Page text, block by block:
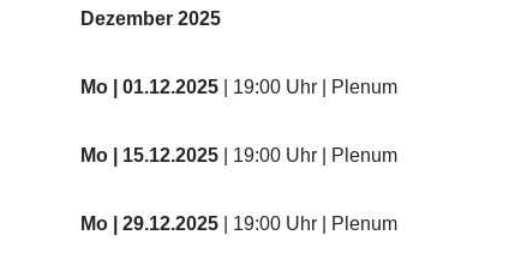
Dezember 2025
Mo | 01.12.2025 | 19:00 Uhr | Plenum
Mo | 15.12.2025 | 19:00 Uhr | Plenum
Mo | 29.12.2025 | 19:00 Uhr | Plenum